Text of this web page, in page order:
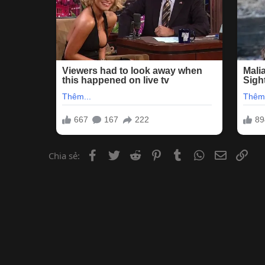
Chia sẻ: Facebook
Twitter Reddit PinterestTumblr WhatsApp
Email